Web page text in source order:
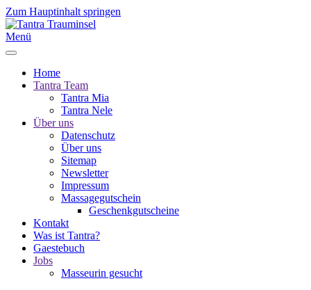
Zum Hauptinhalt springen
Menü
Home
Tantra Team
Tantra Mia
Tantra Nele
Über uns
Datenschutz
Über uns
Sitemap
Newsletter
Impressum
Massagegutschein
Geschenkgutscheine
Kontakt
Was ist Tantra?
Gaestebuch
Jobs
Masseurin gesucht